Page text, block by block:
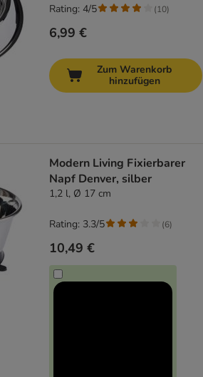
6,99 €
Rating: 4/5 (10)
Zum Warenkorb
hinzufügen
Modern Living Fixierbarer
Napf Denver, silber
1,2 l, Ø 17 cm
10,49 €
Rating: 3.3/5 (6)